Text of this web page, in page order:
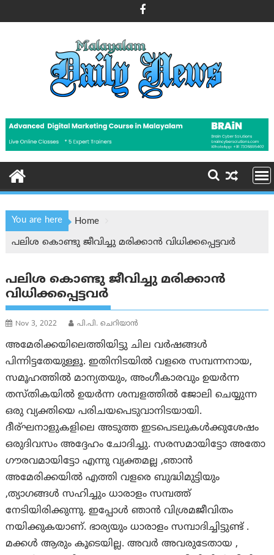
to
You are here
Home
പലിശ കൊണ്ടു ജീവിച്ചു മരിക്കാൻ വിധിക്കപ്പെട്ടവർ
പലിശ കൊണ്ടു ജീവിച്ചു മരിക്കാൻ
വിധിക്കപ്പെട്ടവർ
Nov 3, 2022 പി.പി. ചെറിയാന്‍
അമേരിക്കയിലെത്തിയിട്ടു ചില വർഷങ്ങൾ
പിന്നിട്ടതേയുള്ളൂ. ഇതിനിടയിൽ വളരെ സമ്പന്നനായ,
സമൂഹത്തിൽ മാന്യതയും, അംഗീകാരവും ഉയർന്ന
തസ്തികയിൽ ഉയർന്ന ശമ്പളത്തിൽ ജോലി ചെയ്യുന്ന
ഒരു വ്യക്തിയെ പരിചയപെടുവാനിടയായി.
ദീര്ഘനാളുകളിലെ അടുത്ത ഇടപെടലുകൾക്കുശേഷം
ഒരുദിവസം അദ്ദേഹം ചോദിച്ചു. സരസമായിട്ടോ അതോ
ഗൗരവമായിട്ടോ എന്നു വ്യക്തമല്ല ,ഞാൻ
അമേരിക്കയിൽ എത്തി വളരെ ബുദ്ധിമുട്ടിയും
,ത്യാഗങ്ങൾ സഹിച്ചും ധാരാളം സമ്പത്ത്
നേടിയിരിക്കുന്നു. ഇപ്പോൾ ഞാൻ വിശ്രമജീവിതം
നയിക്കുകയാണ്. ഭാര്യയും ധാരാളം സമ്പാദിച്ചിട്ടുണ്ട് .
മക്കൾ ആരും കൂടെയില്ല. അവർ അവരുടേതായ ,